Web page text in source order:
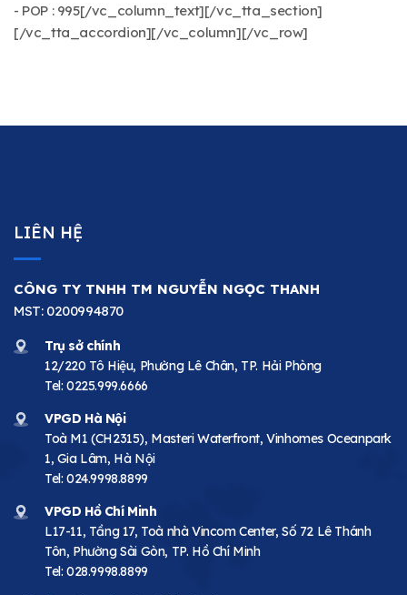
- POP : 995[/vc_column_text][/vc_tta_section]
[/vc_tta_accordion][/vc_column][/vc_row]
LIÊN HỆ
CÔNG TY TNHH TM NGUYỄN NGỌC THANH
MST: 0200994870
Trụ sở chính
12/220 Tô Hiệu, Phường Lê Chân, TP. Hải Phòng
Tel: 0225.999.6666
VPGD Hà Nội
Toà M1 (CH2315), Masteri Waterfront, Vinhomes Oceanpark
1, Gia Lâm, Hà Nội
Tel: 024.9998.8899
VPGD Hồ Chí Minh
L17-11, Tầng 17, Toà nhà Vincom Center, Số 72 Lê Thánh
Tôn, Phường Sài Gòn, TP. Hồ Chí Minh
Tel: 028.9998.8899